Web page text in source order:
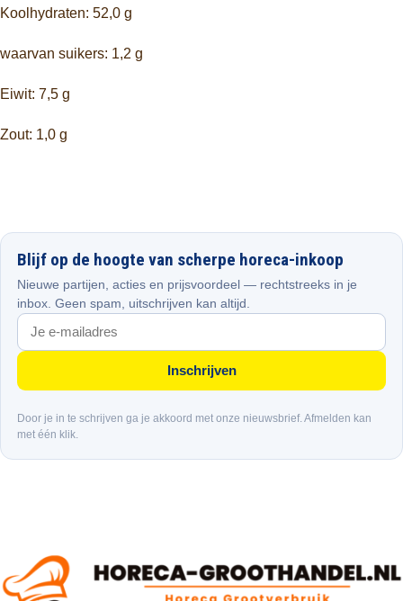
Koolhydraten: 52,0 g
waarvan suikers: 1,2 g
Eiwit: 7,5 g
Zout: 1,0 g
Blijf op de hoogte van scherpe horeca-inkoop
Nieuwe partijen, acties en prijsvoordeel — rechtstreeks in je
inbox. Geen spam, uitschrijven kan altijd.
Inschrijven
Door je in te schrijven ga je akkoord met onze nieuwsbrief. Afmelden kan
met één klik.